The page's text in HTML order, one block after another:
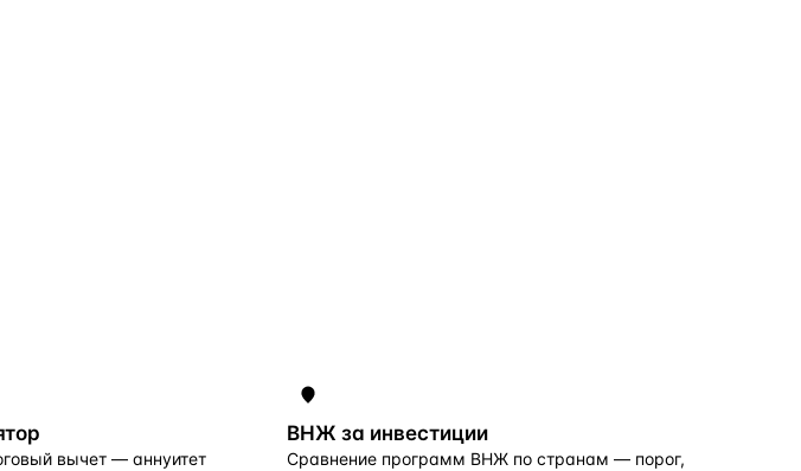
вычет — аннуитет
ВНЖ за инвестиции
Сравнение программ ВНЖ по странам — порог,